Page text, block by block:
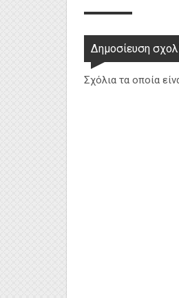
Δημοσίευση
Σχόλια τα οποία